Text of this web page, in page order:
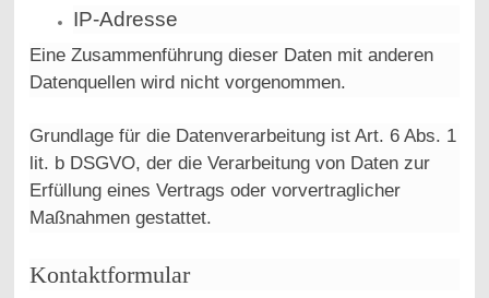
IP-Adresse
Eine Zusammenführung dieser Daten mit anderen
Datenquellen wird nicht vorgenommen.
Grundlage für die Datenverarbeitung ist Art. 6 Abs. 1
lit. b DSGVO, der die Verarbeitung von Daten zur
Erfüllung eines Vertrags oder vorvertraglicher
Maßnahmen gestattet.
Kontaktformular